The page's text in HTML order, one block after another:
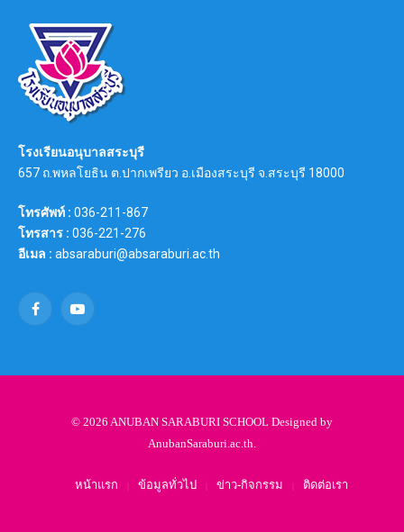
โรงเรียนอนุบาลสระบุรี
657 ถ.พหลโยธิน ต.ปากเพรียว อ.เมืองสระบุรี จ.สระบุรี 18000
โทรศัพท์ : 036-211-867
โทรสาร : 036-221-276
อีเมล : absaraburi@absaraburi.ac.th
FacebookYouTube
© 2026 ANUBAN SARABURI SCHOOL Designed by
AnubanSaraburi.ac.th
หน้าแรก ข้อมูลทั่วไป ข่าว-กิจกรรม ติดต่อเรา